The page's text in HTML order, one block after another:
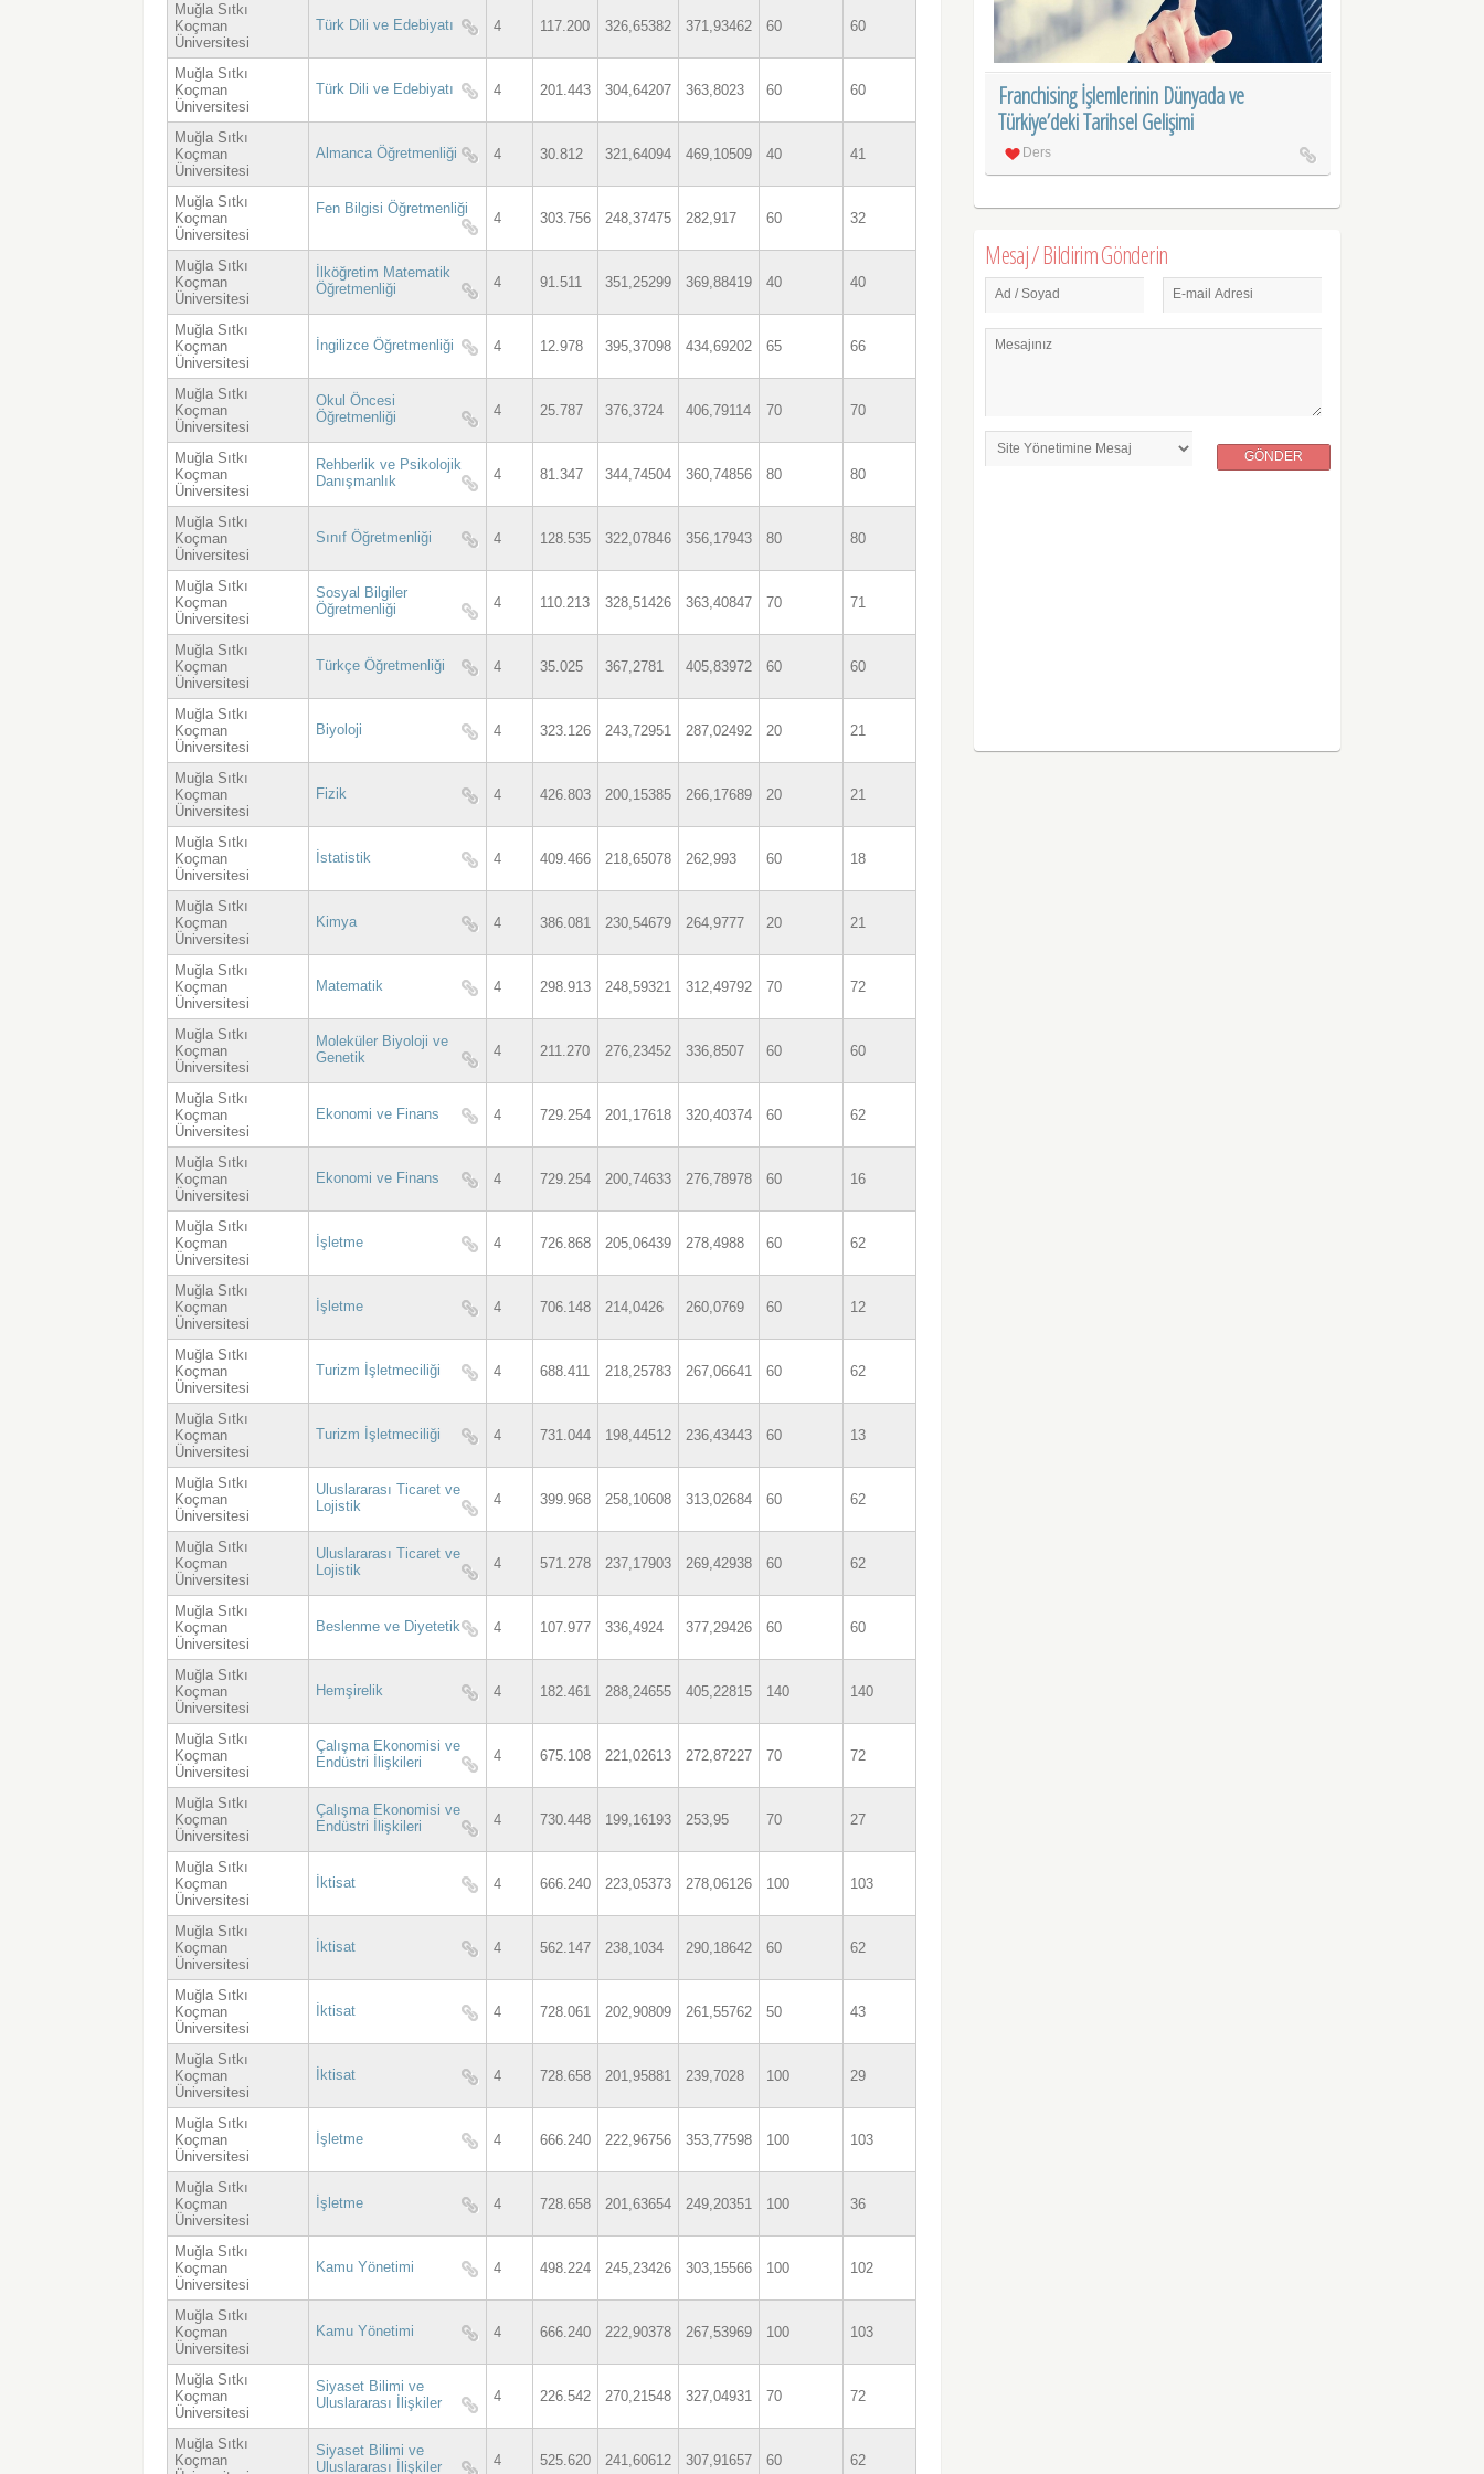
Muğla Sıtkı
Koçman
Üniversitesi
Türk Dili ve Edebiyatı 4 117.200 326,65382 371,93462 60 60
Muğla Sıtkı
Koçman
Üniversitesi
Türk Dili ve Edebiyatı 4 201.443 304,64207 363,8023 60 60
Muğla Sıtkı
Koçman
Üniversitesi
Almanca Öğretmenliği 4 30.812 321,64094 469,10509 40 41
Muğla Sıtkı
Koçman
Üniversitesi
Fen Bilgisi Öğretmenliği
4 303.756 248,37475 282,917 60 32
Muğla Sıtkı
Koçman
Üniversitesi
İlköğretim Matematik
Öğretmenliği
4 91.511 351,25299 369,88419 40 40
Muğla Sıtkı
Koçman
Üniversitesi
İngilizce Öğretmenliği 4 12.978 395,37098 434,69202 65 66
Muğla Sıtkı
Koçman
Üniversitesi
Okul Öncesi
Öğretmenliği
4 25.787 376,3724 406,79114 70 70
Muğla Sıtkı
Koçman
Üniversitesi
Rehberlik ve Psikolojik
Danışmanlık
4 81.347 344,74504 360,74856 80 80
Muğla Sıtkı
Koçman
Üniversitesi
Sınıf Öğretmenliği 4 128.535 322,07846 356,17943 80 80
Muğla Sıtkı
Koçman
Üniversitesi
Sosyal Bilgiler
Öğretmenliği
4 110.213 328,51426 363,40847 70 71
Muğla Sıtkı
Koçman
Üniversitesi
Türkçe Öğretmenliği 4 35.025 367,2781 405,83972 60 60
Muğla Sıtkı
Koçman
Üniversitesi
Biyoloji 4 323.126 243,72951 287,02492 20 21
Muğla Sıtkı
Koçman
Üniversitesi
Fizik 4 426.803 200,15385 266,17689 20 21
Muğla Sıtkı
Koçman
Üniversitesi
İstatistik 4 409.466 218,65078 262,993 60 18
Muğla Sıtkı
Koçman
Üniversitesi
Kimya 4 386.081 230,54679 264,9777 20 21
Muğla Sıtkı
Koçman
Üniversitesi
Matematik 4 298.913 248,59321 312,49792 70 72
Muğla Sıtkı
Koçman
Üniversitesi
Moleküler Biyoloji ve
Genetik
4 211.270 276,23452 336,8507 60 60
Muğla Sıtkı
Koçman
Üniversitesi
Ekonomi ve Finans 4 729.254 201,17618 320,40374 60 62
Muğla Sıtkı
Koçman
Üniversitesi
Ekonomi ve Finans 4 729.254 200,74633 276,78978 60 16
Muğla Sıtkı
Koçman
Üniversitesi
İşletme 4 726.868 205,06439 278,4988 60 62
Muğla Sıtkı
Koçman
Üniversitesi
İşletme 4 706.148 214,0426 260,0769 60 12
Muğla Sıtkı
Koçman
Üniversitesi
Turizm İşletmeciliği 4 688.411 218,25783 267,06641 60 62
Muğla Sıtkı
Koçman
Üniversitesi
Turizm İşletmeciliği 4 731.044 198,44512 236,43443 60 13
Muğla Sıtkı
Koçman
Üniversitesi
Uluslararası Ticaret ve
Lojistik
4 399.968 258,10608 313,02684 60 62
Muğla Sıtkı
Koçman
Üniversitesi
Uluslararası Ticaret ve
Lojistik
4 571.278 237,17903 269,42938 60 62
Muğla Sıtkı
Koçman
Üniversitesi
Beslenme ve Diyetetik 4 107.977 336,4924 377,29426 60 60
Muğla Sıtkı
Koçman
Üniversitesi
Hemşirelik 4 182.461 288,24655 405,22815 140 140
Muğla Sıtkı
Koçman
Üniversitesi
Çalışma Ekonomisi ve
Endüstri İlişkileri
4 675.108 221,02613 272,87227 70 72
Muğla Sıtkı
Koçman
Üniversitesi
Çalışma Ekonomisi ve
Endüstri İlişkileri
4 730.448 199,16193 253,95 70 27
Muğla Sıtkı
Koçman
Üniversitesi
İktisat 4 666.240 223,05373 278,06126 100 103
Muğla Sıtkı
Koçman
Üniversitesi
İktisat 4 562.147 238,1034 290,18642 60 62
Muğla Sıtkı
Koçman
Üniversitesi
İktisat 4 728.061 202,90809 261,55762 50 43
Muğla Sıtkı
Koçman
Üniversitesi
İktisat 4 728.658 201,95881 239,7028 100 29
Muğla Sıtkı
Koçman
Üniversitesi
İşletme 4 666.240 222,96756 353,77598 100 103
Muğla Sıtkı
Koçman
Üniversitesi
İşletme 4 728.658 201,63654 249,20351 100 36
Muğla Sıtkı
Koçman
Üniversitesi
Kamu Yönetimi 4 498.224 245,23426 303,15566 100 102
Muğla Sıtkı
Koçman
Üniversitesi
Kamu Yönetimi 4 666.240 222,90378 267,53969 100 103
Muğla Sıtkı
Koçman
Üniversitesi
Siyaset Bilimi ve
Uluslararası İlişkiler
4 226.542 270,21548 327,04931 70 72
Muğla Sıtkı
Koçman
Siyaset Bilimi ve
Uluslararası İlişkiler
4 525.620 241,60612 307,91657 60 62
Franchising İşlemlerinin Dünyada ve
Türkiye’deki Tarihsel Gelişimi
Ders
Mesaj / Bildirim Gönderin
Ad / Soyad E-mail Adresi
Mesajınız
GÖNDER